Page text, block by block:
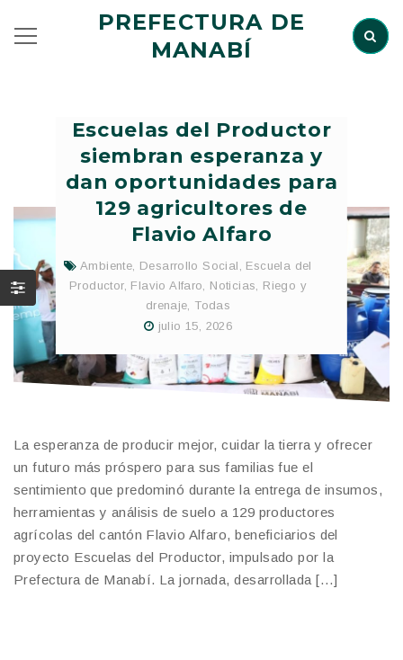
PREFECTURA DE
MANABÍ
Escuelas del Productor
siembran esperanza y
dan oportunidades para
129 agricultores de
Flavio Alfaro
Ambiente, Desarrollo Social , Escuela del
Productor, Flavio Alfaro, Noticias, Riego y
drenaje, Todas
julio 15, 2026
La esperanza de producir mejor, cuidar la tierra y ofrecer
un futuro más próspero para sus familias fue el
sentimiento que predominó durante la entrega de insumos,
herramientas y análisis de suelo a 129 productores
agrícolas del cantón Flavio Alfaro, beneficiarios del
proyecto Escuelas del Productor, impulsado por la
Prefectura de Manabí. La jornada, desarrollada […]